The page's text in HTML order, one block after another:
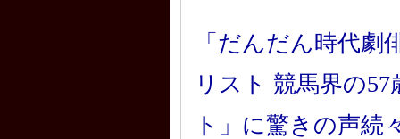
「だんだん時代
リスト 競馬界の
ト」に驚きの声続